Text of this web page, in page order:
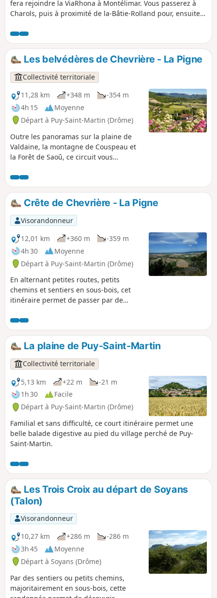
fera rejoindre la ViaRhona à Montélimar. Vous passerez à
Charols, puis à proximité de la-Bâtie-Rolland pour, ensuite,
du Canal du Rhône, en passant sur la berge du Roubion à
Montélimar. Retour par la Voie Verte via Saint-Gervais-sur-
Roubion, Cléon-d'Andran et retour au village de départ.
Les belvédères de Chevrière - La Pigne
Collectivité territoriale
11,28 km
+348 m
-354 m
4h 15
Moyenne
Départ à Puy-Saint-Martin (Drôme)
Outre les panoramas sur la plaine de
Valdaine, la montagne de Couspeau et
la Forêt de Saoû, ce circuit vous
naturel et culturel de Puy-Saint-Martin.
Crête de Chevrière - La Pigne
Visorandonneur
12,01 km
+360 m
-359 m
4h 30
Moyenne
Départ à Puy-Saint-Martin (Drôme)
En alternant petites routes, petits
chemins et sentiers en sous-bois, cet
itinéraire permet de passer par de
Marsanne, les contreforts du Vercors et
sur le village de Puy-Saint-Martin.
La plaine de Puy-Saint-Martin
Collectivité territoriale
5,13 km
+22 m
-21 m
1h 30
Facile
Départ à Puy-Saint-Martin (Drôme)
Familial et sans difficulté, ce court itinéraire permet une
belle balade digestive au pied du village perché de Puy-
Saint-Martin.
Les Trois Croix au départ de Soyans
(Talon)
Visorandonneur
10,27 km
+286 m
-286 m
3h 45
Moyenne
Départ à Soyans (Drôme)
Par des sentiers ou petits chemins,
majoritairement en sous-bois, cette